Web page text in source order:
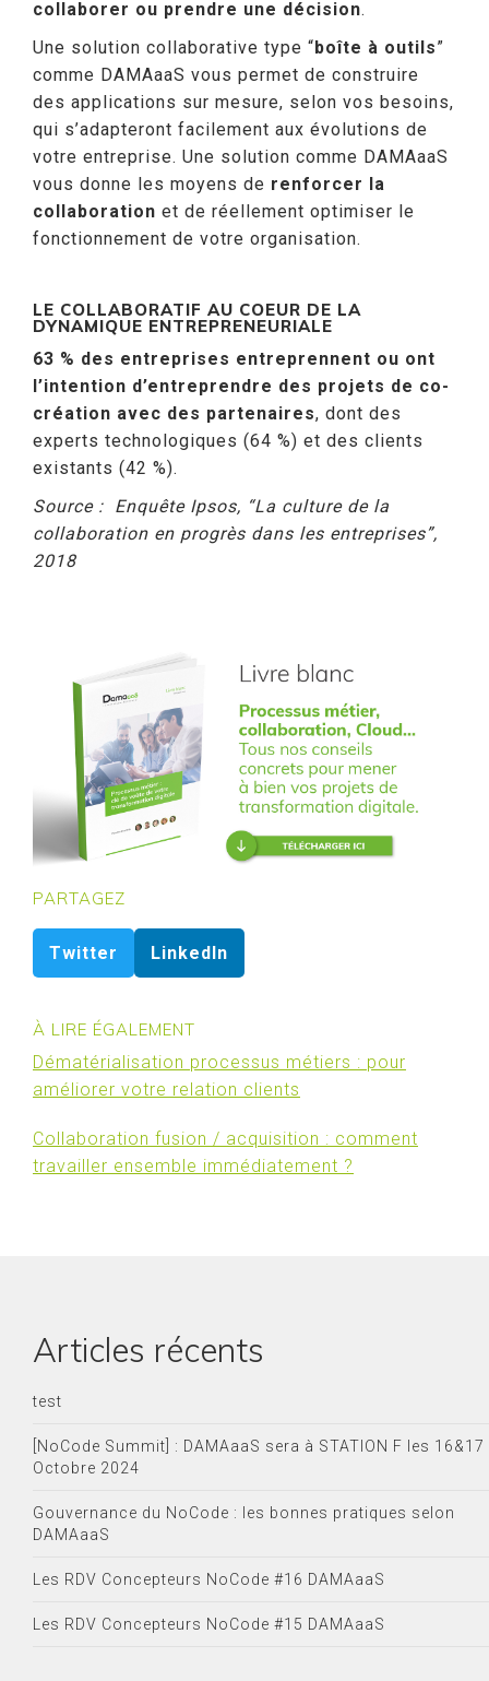
collaborer ou prendre une décision.
Une solution collaborative type “boîte à outils”
comme DAMAaaS vous permet de construire
des applications sur mesure, selon vos besoins,
qui s’adapteront facilement aux évolutions de
votre entreprise. Une solution comme DAMAaaS
vous donne les moyens de renforcer la
collaboration et de réellement optimiser le
fonctionnement de votre organisation.
LE COLLABORATIF AU COEUR DE LA
DYNAMIQUE ENTREPRENEURIALE
63 % des entreprises entreprennent ou ont
l’intention d’entreprendre des projets de co-
création avec des partenaires, dont des
experts technologiques (64 %) et des clients
existants (42 %).
Source : Enquête Ipsos, “La culture de la
collaboration en progrès dans les entreprises”,
2018
PARTAGEZ
Twitter LinkedIn
À LIRE ÉGALEMENT
Dématérialisation processus métiers : pour
améliorer votre relation clients
Collaboration fusion / acquisition : comment
travailler ensemble immédiatement ?
Articles récents
test
[NoCode Summit] : DAMAaaS sera à STATION F les 16&17
Octobre 2024
Gouvernance du NoCode : les bonnes pratiques selon
DAMAaaS
Les RDV Concepteurs NoCode #16 DAMAaaS
Les RDV Concepteurs NoCode #15 DAMAaaS